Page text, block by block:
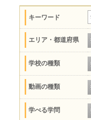
キーワード
エリア・都道府県
学校の種類
動画の種類
学べる学問